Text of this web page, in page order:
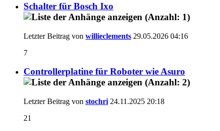
Schalter für Bosch Ixo
Letzter Beitrag von willieclements 29.05.2026 04:16
7
Controllerplatine für Roboter wie Asuro
Letzter Beitrag von stochri 24.11.2025 20:18
21